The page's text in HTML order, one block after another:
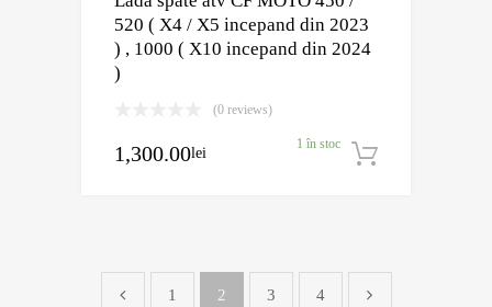
520 ( X4 / X5 incepand din 2023
) , 1000 ( X10 incepand din 2024
)
(0 reviews)
1,300.00lei
1 în stoc
1 2 3 4